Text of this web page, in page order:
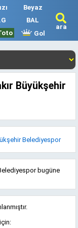
Beyaz
BAL
Gol
ara
Büyükşehir
Belediyespor
bugüne